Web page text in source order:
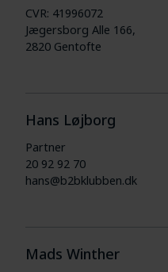
CVR: 41996072
Jægersborg Alle 166,
2820 Gentofte
Hans Løjborg
Partner
20 92 92 70
hans@b2bklubben.dk
Mads Winther